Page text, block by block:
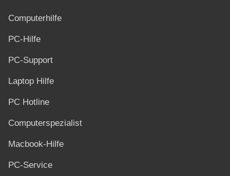
Computerhilfe
PC-Hilfe
PC-Support
Laptop Hilfe
PC Hotline
Computerspezialist
Macbook-Hilfe
PC-Service